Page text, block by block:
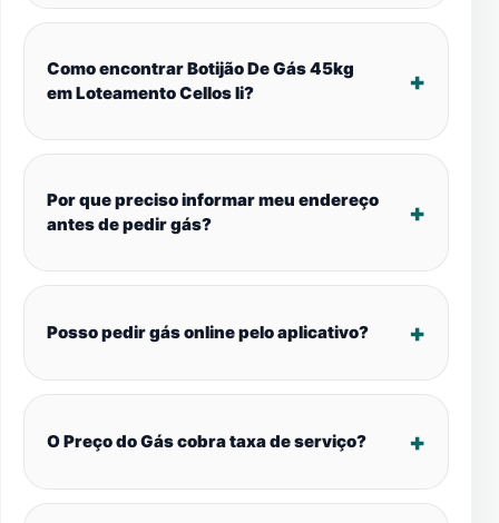
Como encontrar Botijão De Gás 45kg
em Loteamento Cellos Ii?
Por que preciso informar meu endereço
antes de pedir gás?
Posso pedir gás online pelo aplicativo?
O Preço do Gás cobra taxa de serviço?